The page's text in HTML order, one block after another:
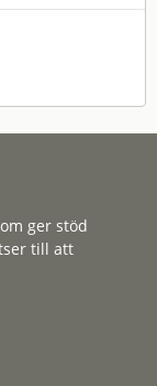
ger stöd
till att